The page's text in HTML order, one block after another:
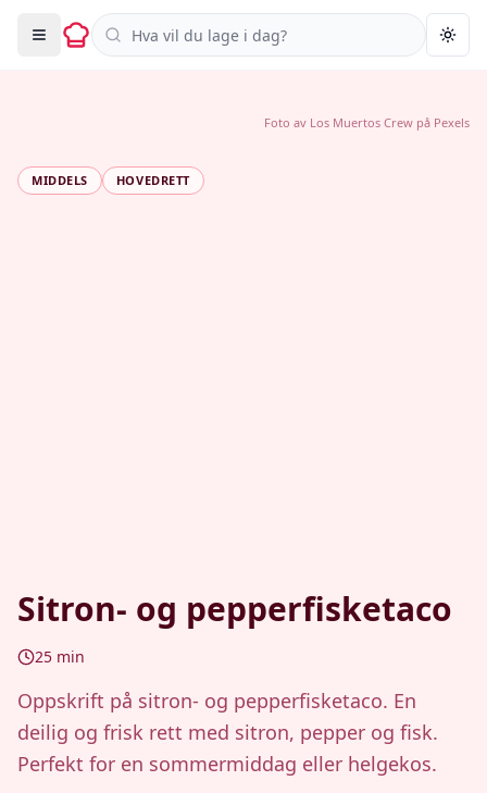
Søk i oppskrifter
MIDDELS HOVEDRETT
Sitron- og pepperfisketaco
25 min
Oppskrift på sitron- og pepperfisketaco. En
deilig og frisk rett med sitron, pepper og fisk.
Perfekt for en sommermiddag eller helgekos.
Foto av Los Muertos Crew på Pexels